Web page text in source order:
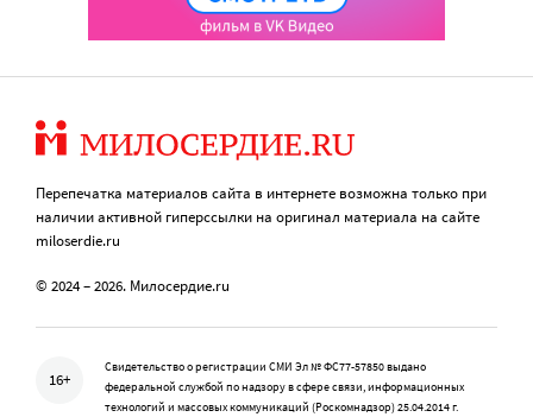
Перепечатка материалов сайта в интернете возможна только при
наличии активной гиперссылки на оригинал материала на сайте
miloserdie.ru
© 2024 – 2026. Милосердие.ru
16+
Свидетельство о регистрации СМИ Эл № ФС77-57850 выдано
федеральной службой по надзору в сфере связи, информационных
технологий и массовых коммуникаций (Роскомнадзор) 25.04.2014 г.